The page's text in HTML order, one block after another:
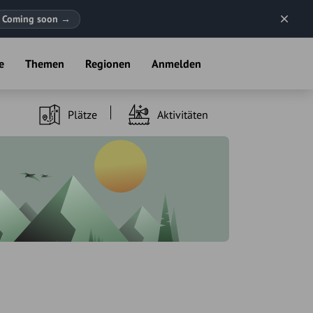
Coming soon →
Themen Regionen Anmelden
Plätze Aktivitäten